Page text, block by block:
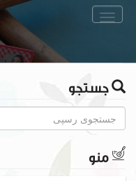
Toggle
جستجو
منو